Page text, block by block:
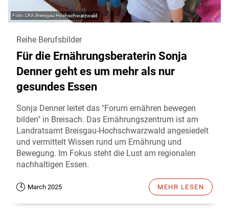
LRA Breisgau Hochschwarzwald
Reihe Berufsbilder
Für die Ernährungsberaterin Sonja
Denner geht es um mehr als nur
gesundes Essen
Sonja Denner leitet das "Forum ernähren bewegen
bilden" in Breisach. Das Ernährungszentrum ist am
Landratsamt Breisgau-Hochschwarzwald angesiedelt
und vermittelt Wissen rund um Ernährung und
Bewegung. Im Fokus steht die Lust am regionalen
nachhaltigen Essen.
March 2025 MEHR LESEN